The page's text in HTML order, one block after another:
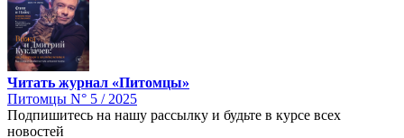
Читать журнал «Питомцы»
Питомцы N° 5 / 2025
Подпишитесь на нашу рассылку и будьте в курсе всех
новостей